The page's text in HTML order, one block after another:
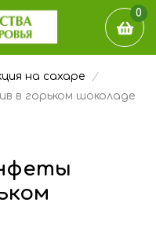
0
на сахаре
в горьком шоколаде